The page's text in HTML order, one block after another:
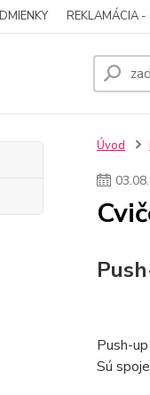
REKLAMÁCIA -
Úvod
03.08.
Push-
Sú